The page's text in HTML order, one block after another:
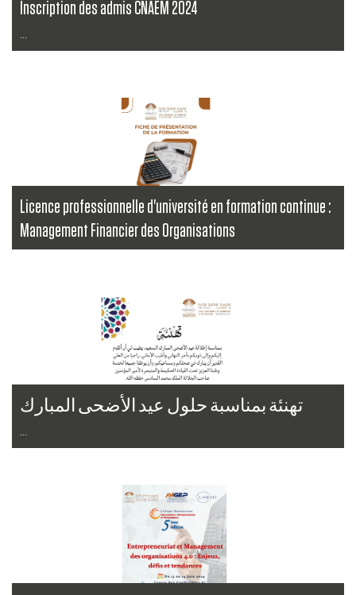
Inscription des admis CNAEM 2024
...
Licence professionnelle d'université en formation continue :
Management Financier des Organisations
...